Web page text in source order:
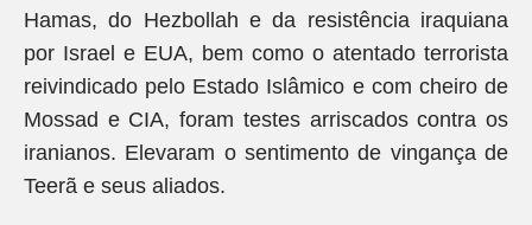
Hamas, do Hezbollah e da resistência iraquiana
por Israel e EUA, bem como o atentado terrorista
reivindicado pelo Estado Islâmico e com cheiro de
Mossad e CIA, foram testes arriscados contra os
iranianos. Elevaram o sentimento de vingança de
Teerã e seus aliados.